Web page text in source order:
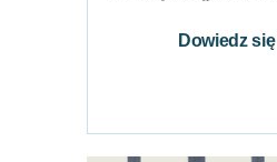
Dowiedz